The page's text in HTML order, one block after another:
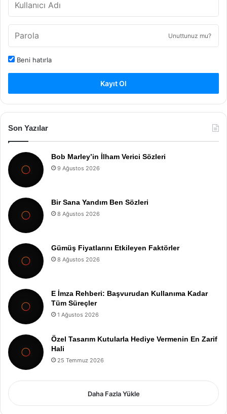
Unuttunuz mu?
Beni hatırla
Kayıt Ol
Son Yazılar
Bob Marley’in İlham Verici Sözleri
9 Ağustos 2026
Bir Sana Yandım Ben Sözleri
8 Ağustos 2026
Gümüş Fiyatlarını Etkileyen Faktörler
8 Ağustos 2026
E İmza Rehberi: Başvurudan Kullanıma Kadar
Tüm Süreçler
1 Ağustos 2026
Özel Tasarım Kutularla Hediye Vermenin En Zarif
Hali
25 Temmuz 2026
Daha Fazla Yükle